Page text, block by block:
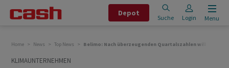
Depot
Suche Login Menu
Home News Top News Belimo: Nach überzeugenden Quartalszahlen will es
KLIMAUNTERNEHMEN